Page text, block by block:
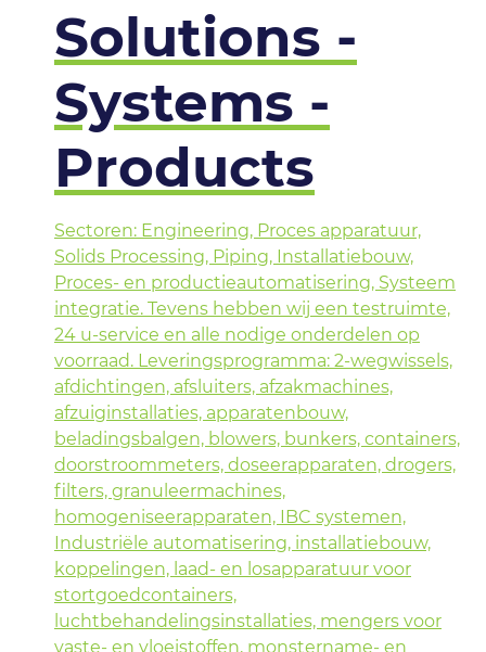
Solutions -
Systems -
Products
Sectoren: Engineering, Proces apparatuur,
Solids Processing, Piping, Installatiebouw,
Proces- en productieautomatisering, Systeem
integratie. Tevens hebben wij een testruimte,
24 u-service en alle nodige onderdelen op
voorraad. Leveringsprogramma: 2-wegwissels,
afdichtingen, afsluiters, afzakmachines,
afzuiginstallaties, apparatenbouw,
beladingsbalgen, blowers, bunkers, containers,
doorstroommeters, doseerapparaten, drogers,
filters, granuleermachines,
homogeniseerapparaten, IBC systemen,
Industriële automatisering, installatiebouw,
koppelingen, laad- en losapparatuur voor
stortgoedcontainers,
luchtbehandelingsinstallaties, mengers voor
vaste- en vloeistoffen, monstername- en